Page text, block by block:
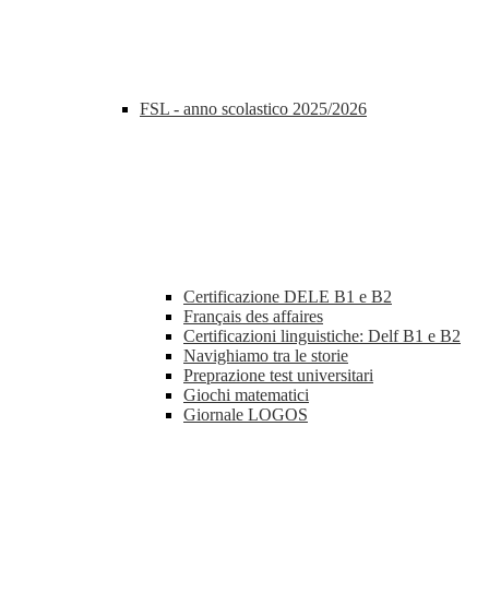
FSL - anno scolastico 2025/2026
Certificazione DELE B1 e B2
Français des affaires
Certificazioni linguistiche: Delf B1 e B2
Navighiamo tra le storie
Preprazione test universitari
Giochi matematici
Giornale LOGOS